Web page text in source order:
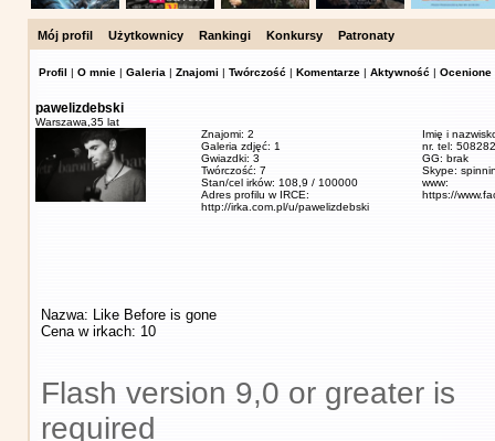
Mój profil Użytkownicy Rankingi Konkursy Patronaty
Profil | O mnie | Galeria | Znajomi | Twórczość | Komentarze | Aktywność | Ocenione
pawelizdebski
Warszawa, 35 lat
Znajomi: 2
Galeria zdjęć: 1
Gwiazdki: 3
Twórczość: 7
Stan/cel irków: 108,9 / 100000
Adres profilu w IRCE:
http://irka.com.pl/u/pawelizdebski
Imię i
nr. tel:
GG: brak
Skype:
www:
https://
Nazwa: Like Before is gone
Cena w irkach: 10
Flash version 9,0 or greater is
required